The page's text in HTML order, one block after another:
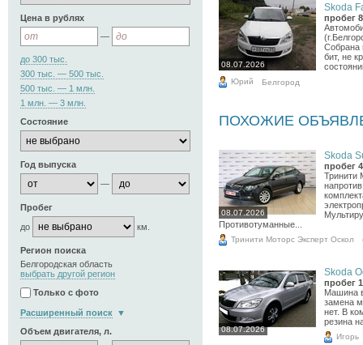
Цена в рублях
—
до 300 тыс.
300 тыс. — 500 тыс.
500 тыс. — 1 млн.
1 млн. — 3 млн.
Состояние
Год выпуска
—
Пробег
до
км.
Регион поиска
Белгородская область
выбрать другой регион
Только с фото
Расширенный поиск
Объем двигателя, л.
08.07.2026
Skoda
пробег
Собрана
бит, не
Юрий Белгород
ПОХОЖИЕ
08.07.2026
Skoda
пробег
Тринити
Противотуманные...
Тринити Моторс Эксперт Оскол
08.07.2026
Skoda
пробег
Машина
замена
нет. В
резина
Игорь